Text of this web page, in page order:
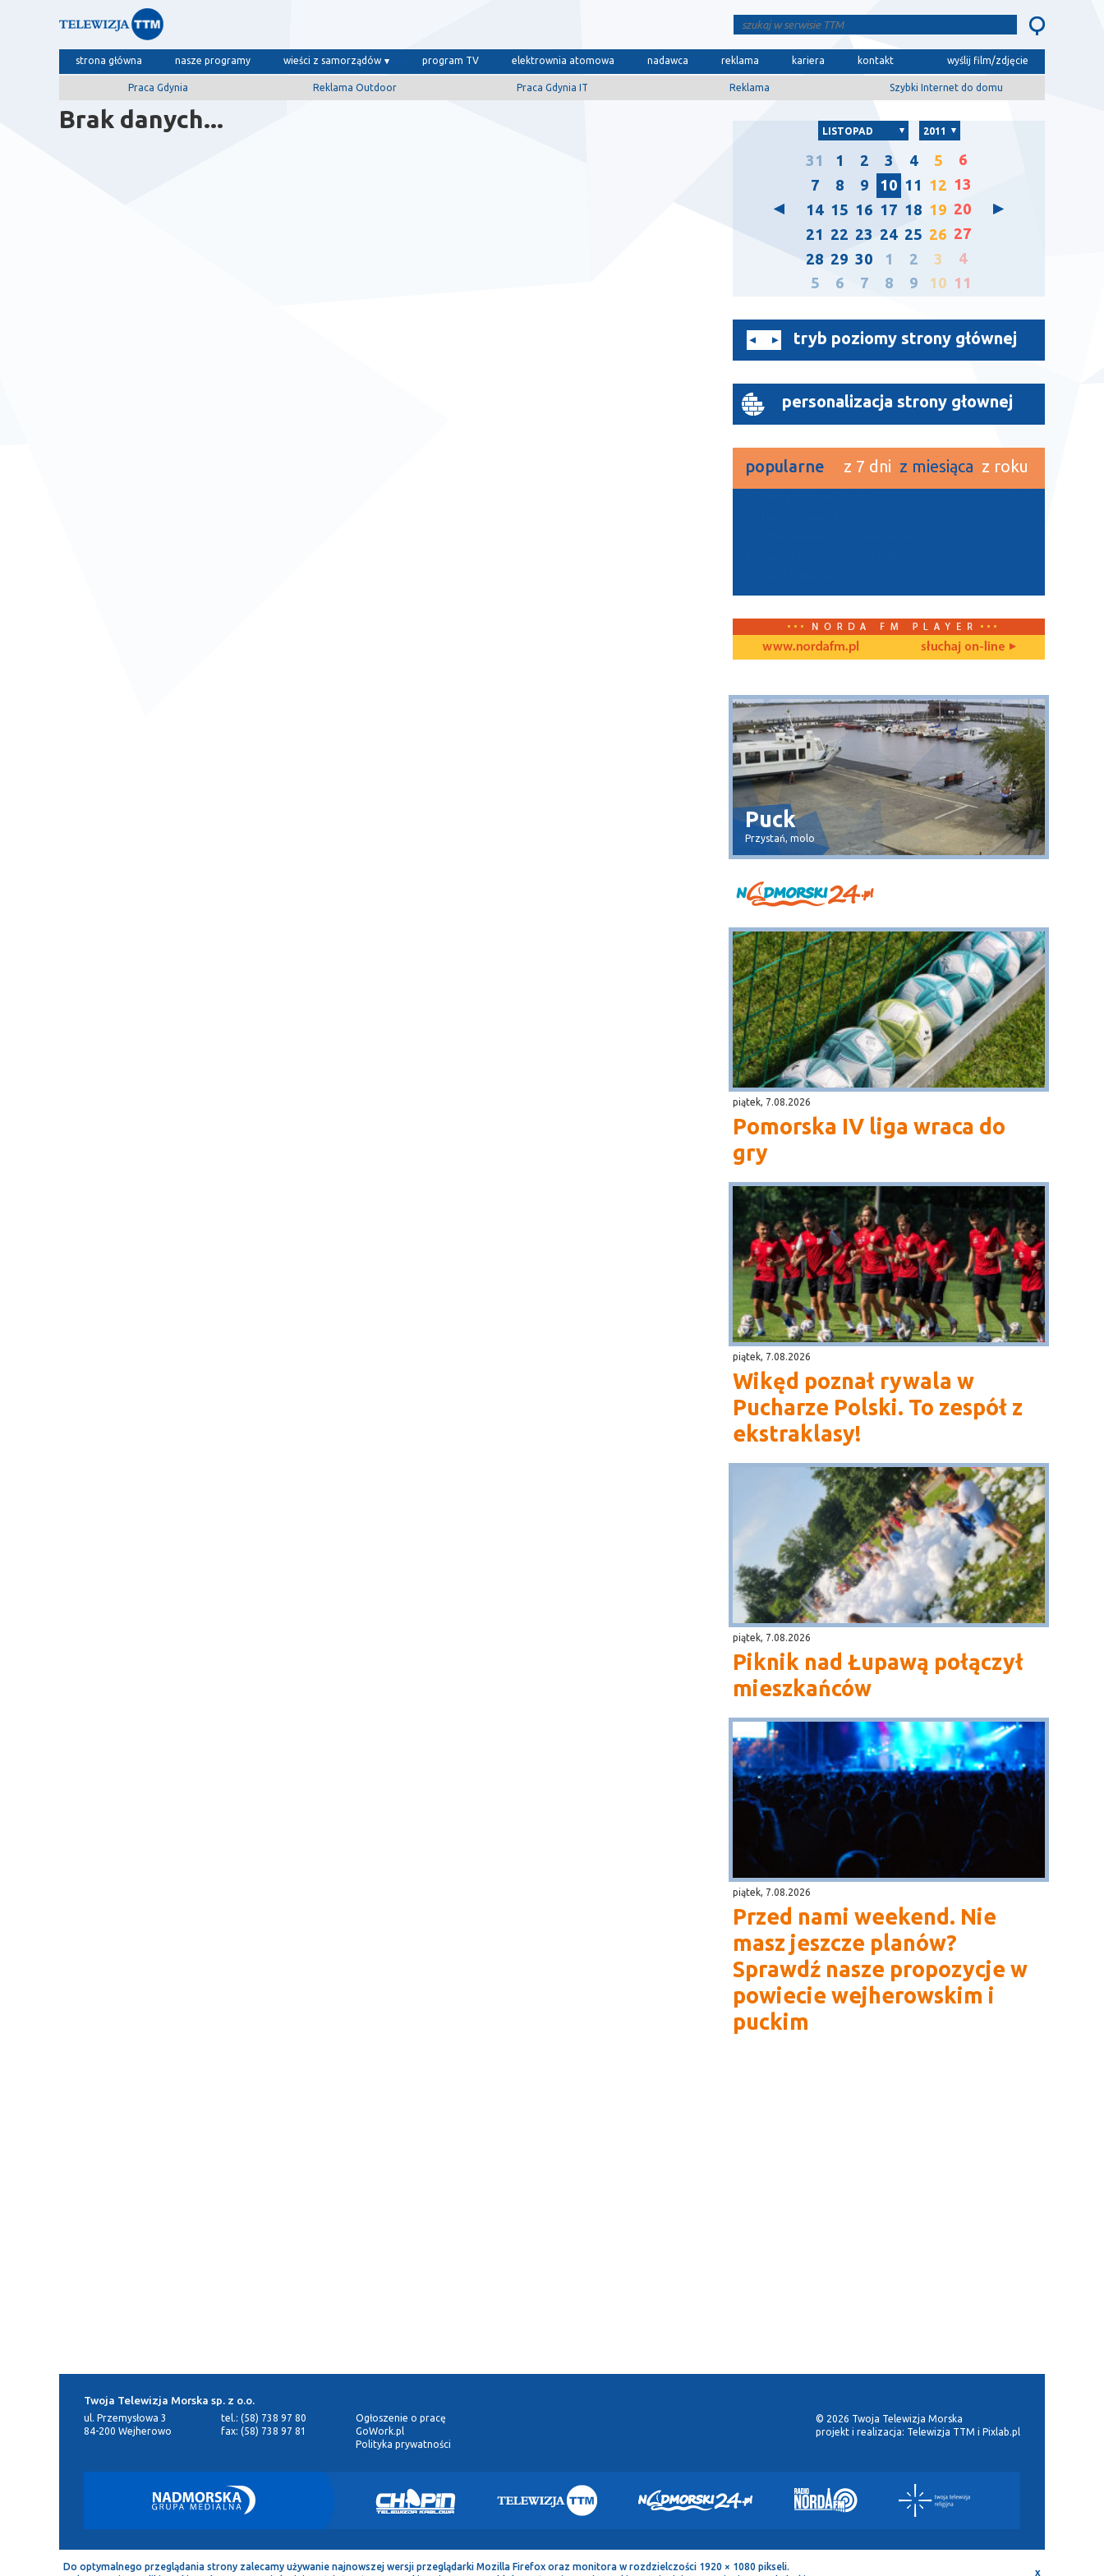
strona główna nasze programy wieści z samorządów program TV elektrownia atomowa nadawca reklama kariera kontakt wyślij film/zdjęcie
Praca Gdynia Reklama Outdoor Praca Gdynia IT Reklama Szybki Internet do domu
Brak danych... LISTOPAD 2011
31 1 2 3 4 5
6
7
8 9 10 11 12 13
14 15 16 17 18 19 20
21 22 23 24 25 26 27
28 29 30 1 2 3
4
5
6 7 8 9 10 11
tryb poziomy strony głównej
personalizacja strony głownej
popularne z 7 dni z miesiąca z roku
Puck
Przystań, molo
piątek, 7.08.2026
Pomorska IV liga wraca do
gry
piątek, 7.08.2026
Wikęd poznał rywala w
Pucharze Polski. To zespół z
ekstraklasy!
piątek, 7.08.2026
Piknik nad Łupawą połączył
mieszkańców
piątek, 7.08.2026
Przed nami weekend. Nie
masz jeszcze planów?
Sprawdź nasze propozycje w
powiecie wejherowskim i
puckim
Twoja Telewizja Morska sp. z o.o.
ul. Przemysłowa 3
84-200 Wejherowo
tel.: (58) 738 97 80
fax: (58) 738 97 81
Ogłoszenie o pracę
GoWork.pl
Polityka prywatności
© 2026 Twoja Telewizja Morska
projekt i realizacja: Telewizja TTM i Pixlab.pl
Do optymalnego przeglądania strony zalecamy używanie najnowszej wersji przeglądarki Mozilla Firefox oraz monitora w rozdzielczości 1920 × 1080 pikseli.
x